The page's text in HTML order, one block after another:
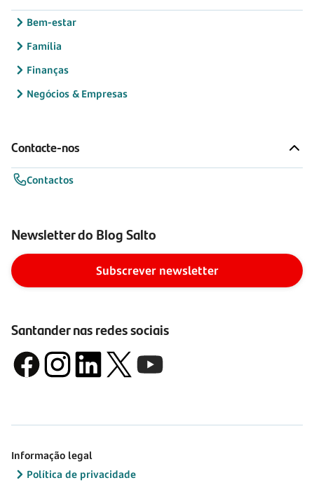
Bem-estar
Família
Finanças
Negócios & Empresas
Contacte-nos
Contactos
Newsletter do Blog Salto
Subscrever newsletter
Santander nas redes sociais
Informação legal
Política de privacidade